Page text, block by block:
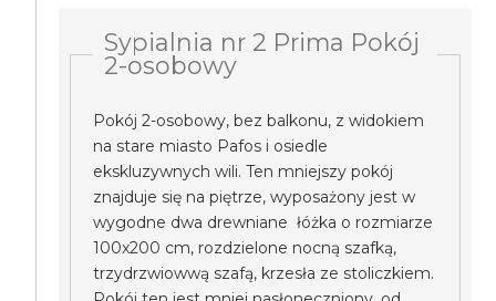
Sypialnia nr 2 Prima Pokój
2-osobowy
Pokój 2-osobowy, bez balkonu, z widokiem
na stare miasto Pafos i osiedle
ekskluzywnych wili. Ten mniejszy pokój
znajduje się na piętrze, wyposażony jest w
wygodne dwa drewniane łóżka o rozmiarze
100x200 cm, rozdzielone nocną szafką,
trzydrzwiowwą szafą, krzesła ze stoliczkiem.